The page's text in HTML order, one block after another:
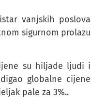
vanjskih poslova
sigurnom prolazu
su hiljade ljudi i
globalne cijene
pale za 3%..